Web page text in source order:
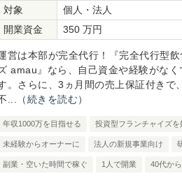
対象
個人・法人
開業資金
350 万円
営は本部が完全代行！『完全代行型
amau』なら、自己資金や経験がな
。さらに、3ヵ月間の売上保証付きで
...
（続きを読む）
年収1000万を目指せる 投資型フランチャイズを
未経験からオーナーに 法人の新規事業向け
副業・空いた時間で稼ぐ 1人で開業 40代か